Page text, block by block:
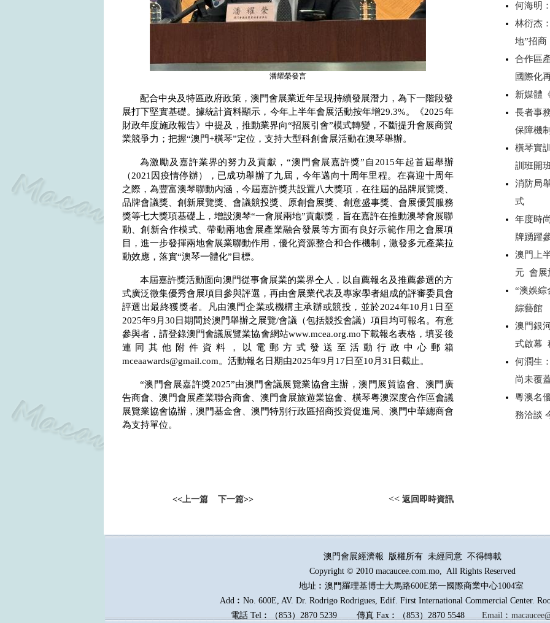
潘耀榮發言
配合中央及特區政府政策，澳門會展業近年呈現持續發展潛力，為下一階段發
展打下堅實基礎。據統計資料顯示，今年上半年會展活動按年增29.3%。《2025年
財政年度施政報告》中提及，推動業界向“招展引會”模式轉變，不斷提升會展商貿
業競爭力；把握“澳門+橫琴”定位，支持大型科創會展活動在澳琴舉辦。
為激勵及嘉許業界的努力及貢獻，“澳門會展嘉許獎”自 2015年起首屆舉辦
（2021 因疫情停辦），已成功舉辦了九屆，今年邁向十周年里程。在喜迎十周年
之際，為豐富澳琴聯動內涵，今屆嘉許獎共設置八大獎項，在往屆的品牌展覽獎、
品牌會議獎、創新展覽獎、會議競投獎、原創會展獎、創意盛事獎、會展優質服務
獎等七大獎項基礎上，增設澳琴“一會展兩地”貢獻獎，旨在嘉許在推動澳琴會展聯
動、創新合作模式、帶動兩地會展產業融合發展等方面有良好示範作用之會展項
目，進一步發揮兩地會展業聯動作用，優化資源整合和合作機制，激發多元產業拉
動效應，落實“澳琴一體化”目標。
本屆嘉許獎活動面向澳門從事會展業的業界仝人，以自薦報名及推薦參選的方
式廣泛徵集優秀會展項目參與評選，再由會展業代表及專家學者組成的評審委員會
評選出最終獲獎者。凡由澳門企業或機構主承辦或競投，並於2024年10 月 1 日至
2025年9 月 30 日期間於澳門舉辦之展覽/會議（包括競投會議）項目均可報名。有意
參與者，請登錄澳門會議展覽業協會網站www.mcea.org.mo下載報名表格，填妥後
連同其他附件資料，以電郵方式發送至活動行政中心郵箱
mceaawards@gmail.com。活動報名日期由2025年9 月 17 日至10 月 31 日截止。
“澳門會展嘉許獎2025”由澳門會議展覽業協會主辦，澳門展貿協會、澳門廣
告商會、澳門會展產業聯合商會、澳門會展旅遊業協會、橫琴粵澳深度合作區會議
展覽業協會協辦，澳門基金會、澳門特別行政區招商投資促進局、澳門中華總商會
為支持單位。
<<上一篇 下一篇>> << 返回即時資訊
何海明
林衍杰
地”招
合作區
國際化
新媒體
長者事
保障機
橫琴實
訓班開
消防局
式
年度時
牌踴躍
澳門上
元 會展
“澳娛綜
綜藝館
澳門銀
式啟幕
何潤生
尚未覆
粵澳名
務洽談
澳門會展經濟報 版權所有 未經同意 不得轉載
Copyright © 2010 macaucee.com.mo, All Rights Reserved
地址︰澳門羅理基博士大馬路600E第一國際商業中心1004室
Add︰No. 600E, AV. Dr. Rodrigo Rodrigues, Edif. First International Commercial Center.
電話 Tel︰（853）2870 5239傳真Fax︰（853）2870 5548 Email︰